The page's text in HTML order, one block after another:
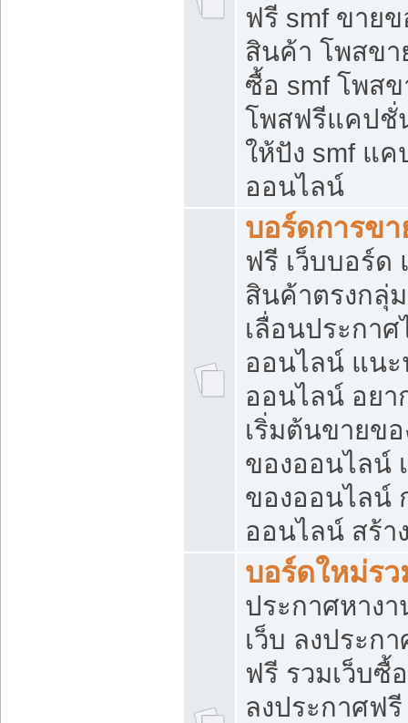
ฟรี smf ขาย
สินค้า โพสขา
ซื้อ smf โพส
โพสฟรีแคปชั่
ให้ปัง smf แ
ออนไลน์
บอร์ดการข
ฟรี เว็บบอร์ด
สินค้าตรงกลุ่
เลื่อนประกา
ออนไลน์ แนะ
ออนไลน์ อย
เริ่มต้นขายข
ของออนไลน์
ของออนไลน์
ออนไลน์ สร้า
บอร์ดใหม่ร
ประกาศหาง
เว็บ ลงประก
ฟรี รวมเว็บซื้
ลงประกาศฟ